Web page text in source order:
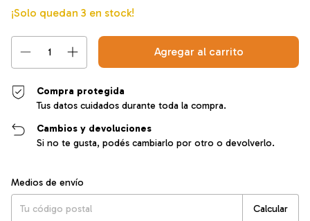
¡Solo quedan 3 en stock!
Compra protegida
Tus datos cuidados durante toda la compra.
Cambios y devoluciones
Si no te gusta, podés cambiarlo por otro o devolverlo.
Entregas para el CP:
Medios de envío
Calcular